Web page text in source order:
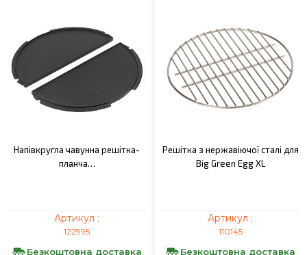
Напівкругла чавунна решітка-
планча…
Артикул :
122995
Безкоштовна доставка
Решітка з нержавіючої сталі для
Big Green Egg XL
Артикул :
110145
Безкоштовна доставка